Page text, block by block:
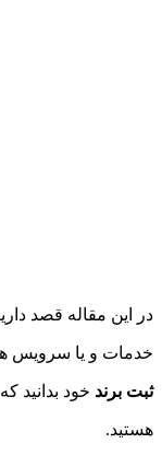
در این مقاله قصد
خدمات و یا سرویس ها
ثبت برند خود بدانید
هستید.